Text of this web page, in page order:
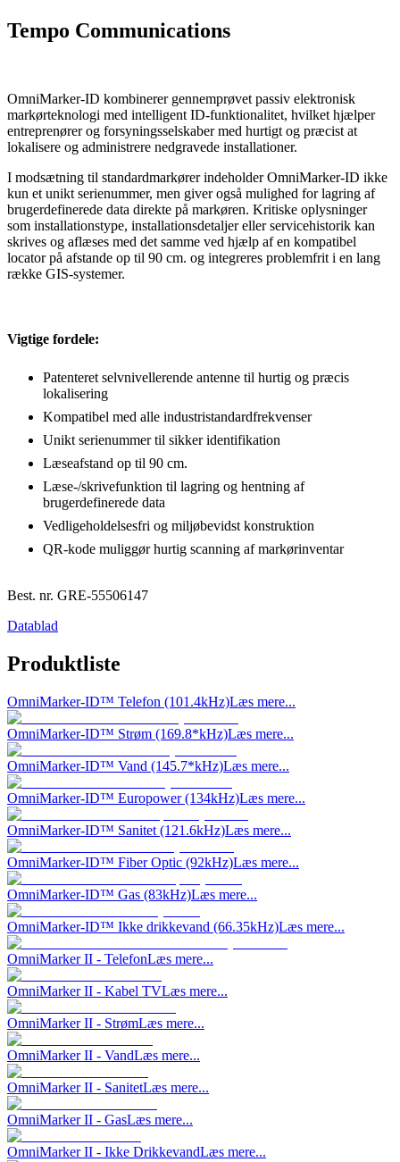
Tempo Communications
OmniMarker-ID kombinerer gennemprøvet passiv elektronisk
markørteknologi med intelligent ID-funktionalitet, hvilket hjælper
entreprenører og forsyningsselskaber med hurtigt og præcist at
lokalisere og administrere nedgravede installationer.
I modsætning til standardmarkører indeholder OmniMarker-ID ikke
kun et unikt serienummer, men giver også mulighed for lagring af
brugerdefinerede data direkte på markøren. Kritiske oplysninger
som installationstype, installationsdetaljer eller servicehistorik kan
skrives og aflæses med det samme ved hjælp af en kompatibel
locator på afstande op til 90 cm. og integreres problemfrit i en lang
række GIS-systemer.
Vigtige fordele:
Patenteret selvnivellerende antenne til hurtig og præcis
lokalisering
Kompatibel med alle industristandardfrekvenser
Unikt serienummer til sikker identifikation
Læseafstand op til 90 cm.
Læse-/skrivefunktion til lagring og hentning af
brugerdefinerede data
Vedligeholdelsesfri og miljøbevidst konstruktion
QR-kode muliggør hurtig scanning af markørinventar
Best. nr. GRE-55506147
Datablad
Produktliste
OmniMarker-ID™ Telefon (101.4kHz)Læs mere...
OmniMarker-ID™ Strøm (169.8*kHz)Læs mere...
OmniMarker-ID™ Vand (145.7*kHz)Læs mere...
OmniMarker-ID™ Europower (134kHz)Læs mere...
OmniMarker-ID™ Sanitet (121.6kHz)Læs mere...
OmniMarker-ID™ Fiber Optic (92kHz)Læs mere...
OmniMarker-ID™ Gas (83kHz)Læs mere...
OmniMarker-ID™ Ikke drikkevand (66.35kHz)Læs mere...
OmniMarker II - TelefonLæs mere...
OmniMarker II - Kabel TVLæs mere...
OmniMarker II - StrømLæs mere...
OmniMarker II - VandLæs mere...
OmniMarker II - SanitetLæs mere...
OmniMarker II - GasLæs mere...
OmniMarker II - Ikke DrikkevandLæs mere...